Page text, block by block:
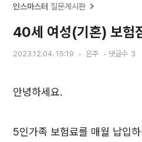
인스마스터 질문게시판
40세 여성(기혼) 보험
2023.12.04. 15:19 은주 댓글수 3
안녕하세요.
5인가족 보험료를 매월 납입